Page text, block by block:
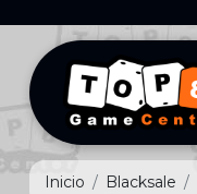
Inicio Blacksale